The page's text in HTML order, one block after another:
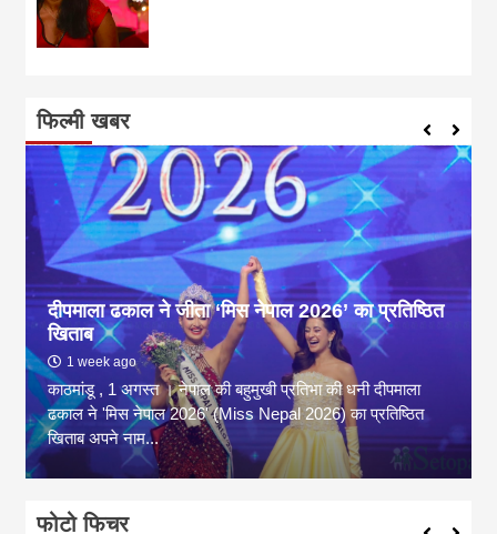
फिल्मी खबर
दीपमाला ढकाल ने जीता ‘मिस नेपाल 2026’ का प्रतिष्ठित
खिताब
1 week ago
काठमांडू , 1 अगस्त । नेपाल की बहुमुखी प्रतिभा की धनी दीपमाला
ढकाल ने 'मिस नेपाल 2026' (Miss Nepal 2026) का प्रतिष्ठित
खिताब अपने नाम...
फोटो फिचर